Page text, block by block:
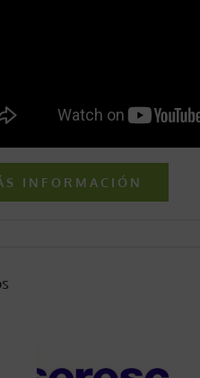
INFORMACIÓN